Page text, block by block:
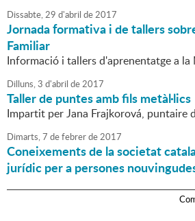
Dissabte,29 d'abril de2017
Jornada formativa i de tallers
Familiar
Informació i tallers d'aprenentatge a la
Dilluns,3 d'abril de2017
Taller de puntes amb fils metàl·lics
Impartit per Jana Frajkorová, puntaire
Dimarts,7 defebrerde2017
Coneixements de la societat
jurídic per a persones